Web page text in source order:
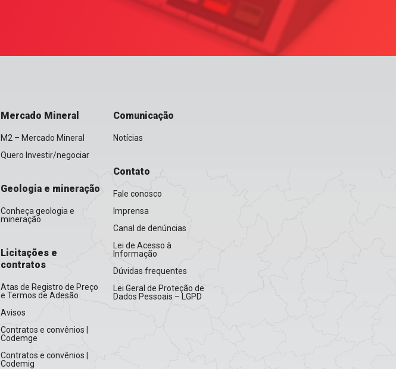
Mercado Mineral
M2 – Mercado Mineral
Quero Investir/negociar
Geologia e mineração
Conheça geologia e
mineração
Licitações e
contratos
Atas de Registro de Preço
e Termos de Adesão
Avisos
Contratos e convênios |
Codemge
Contratos e convênios |
Codemig
Comunicação
Notícias
Contato
Fale conosco
Imprensa
Canal de denúncias
Lei de Acesso à
Informação
Dúvidas frequentes
Lei Geral de Proteção de
Dados Pessoais – LGPD